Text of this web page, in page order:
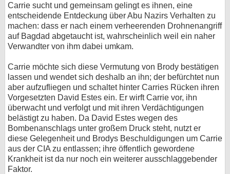
Carrie sucht und gemeinsam gelingt es ihnen, eine
entscheidende Entdeckung über Abu Nazirs Verhalten zu
machen: dass er nach einem verheerenden Drohnenangriff
auf Bagdad abgetaucht ist, wahrscheinlich weil ein naher
Verwandter von ihm dabei umkam.
Carrie möchte sich diese Vermutung von Brody bestätigen
lassen und wendet sich deshalb an ihn; der befürchtet nun
aber aufzufliegen und schaltet hinter Carries Rücken ihren
Vorgesetzten David Estes ein. Er wirft Carrie vor, ihn
überwacht und verfolgt und mit ihren Verdächtigungen
belästigt zu haben. Da David Estes wegen des
Bombenanschlags unter großem Druck steht, nutzt er
diese Gelegenheit und Brodys Beschuldigungen um Carrie
aus der CIA zu entlassen; ihre öffentlich gewordene
Krankheit ist da nur noch ein weiterer ausschlaggebender
Faktor.